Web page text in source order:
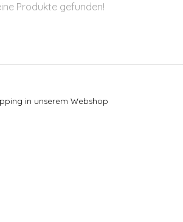
Produkte gefunden!
in unserem Webshop